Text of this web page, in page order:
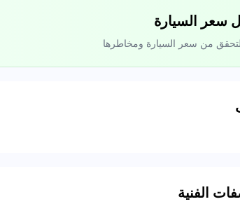
سعر السيارة
من سعر السيارة ومخاطرها
الفنية